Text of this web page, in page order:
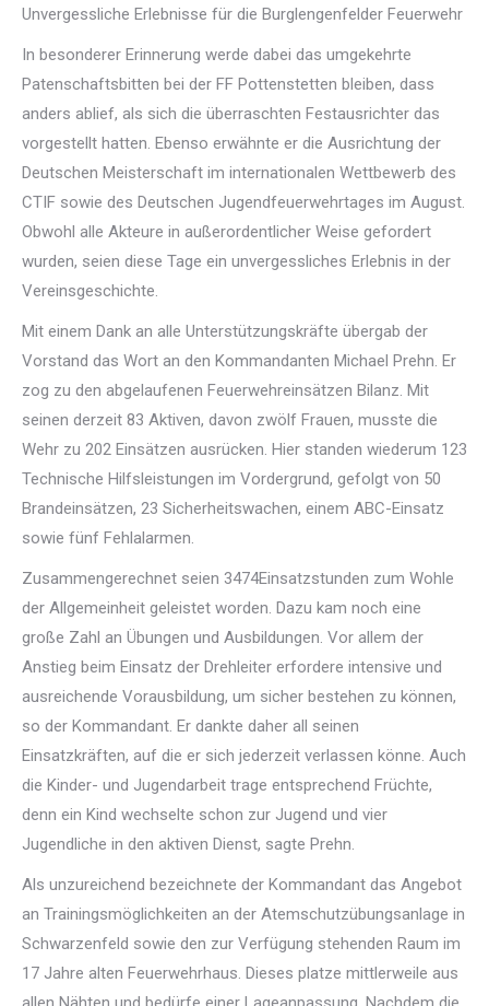
Unvergessliche Erlebnisse für die Burglengenfelder Feuerwehr
In besonderer Erinnerung werde dabei das umgekehrte
Patenschaftsbitten bei der FF Pottenstetten bleiben, dass
anders ablief, als sich die überraschten Festausrichter das
vorgestellt hatten. Ebenso erwähnte er die Ausrichtung der
Deutschen Meisterschaft im internationalen Wettbewerb des
CTIF sowie des Deutschen Jugendfeuerwehrtages im August.
Obwohl alle Akteure in außerordentlicher Weise gefordert
wurden, seien diese Tage ein unvergessliches Erlebnis in der
Vereinsgeschichte.
Mit einem Dank an alle Unterstützungskräfte übergab der
Vorstand das Wort an den Kommandanten Michael Prehn. Er
zog zu den abgelaufenen Feuerwehreinsätzen Bilanz. Mit
seinen derzeit 83 Aktiven, davon zwölf Frauen, musste die
Wehr zu 202 Einsätzen ausrücken. Hier standen wiederum 123
Technische Hilfsleistungen im Vordergrund, gefolgt von 50
Brandeinsätzen, 23 Sicherheitswachen, einem ABC-Einsatz
sowie fünf Fehlalarmen.
Zusammengerechnet seien 3474Einsatzstunden zum Wohle
der Allgemeinheit geleistet worden. Dazu kam noch eine
große Zahl an Übungen und Ausbildungen. Vor allem der
Anstieg beim Einsatz der Drehleiter erfordere intensive und
ausreichende Vorausbildung, um sicher bestehen zu können,
so der Kommandant. Er dankte daher all seinen
Einsatzkräften, auf die er sich jederzeit verlassen könne. Auch
die Kinder- und Jugendarbeit trage entsprechend Früchte,
denn ein Kind wechselte schon zur Jugend und vier
Jugendliche in den aktiven Dienst, sagte Prehn.
Als unzureichend bezeichnete der Kommandant das Angebot
an Trainingsmöglichkeiten an der Atemschutzübungsanlage in
Schwarzenfeld sowie den zur Verfügung stehenden Raum im
17 Jahre alten Feuerwehrhaus. Dieses platze mittlerweile aus